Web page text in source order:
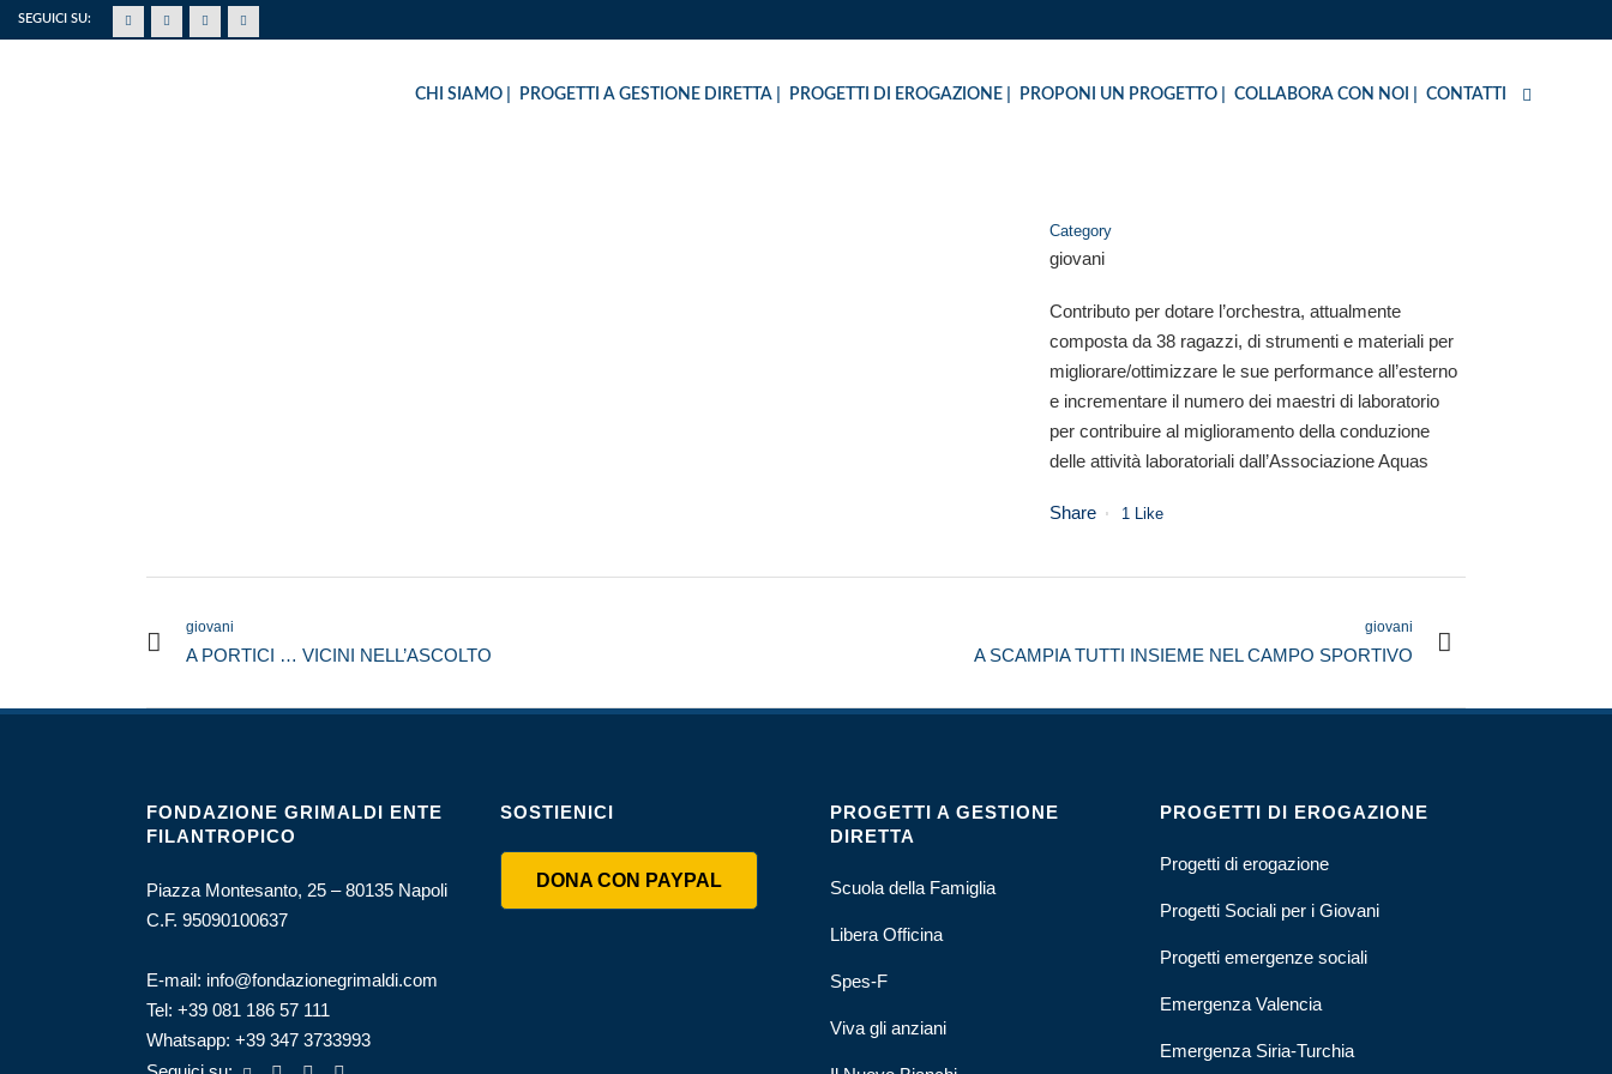
SEGUICI SU:
CHI SIAMO PROGETTI A GESTIONE DIRETTA PROGETTI DI EROGAZIONE PROPONI UN PROGETTO COLLABORA CON NOI CONTATTI
PROGETTO “MUSICA LIBERA TUTTI” A SCAMPIA
Category
giovani
Contributo per dotare l’orchestra, attualmente
composta da 38 ragazzi, di strumenti e materiali per
migliorare/ottimizzare le sue performance all’esterno
e incrementare il numero dei maestri di laboratorio
per contribuire al miglioramento della conduzione
delle attività laboratoriali dall’Associazione Aquas
Share 1 Like
giovani
A PORTICI … VICINI NELL’ASCOLTO
giovani
A SCAMPIA TUTTI INSIEME NEL CAMPO SPORTIVO
FONDAZIONE GRIMALDI ENTE
FILANTROPICO
Piazza Montesanto, 25 – 80135 Napoli
C.F. 95090100637
E-mail: info@fondazionegrimaldi.com
Tel: +39 081 186 57 111
Whatsapp: +39 347 3733993
SOSTIENICI
DONA CON PAYPAL
PROGETTI A GESTIONE
DIRETTA
Scuola della Famiglia
Libera Officina
Spes-F
Viva gli anziani
PROGETTI DI EROGAZIONE
Progetti di erogazione
Progetti Sociali per i Giovani
Progetti emergenze sociali
Emergenza Valencia
Emergenza Siria-Turchia